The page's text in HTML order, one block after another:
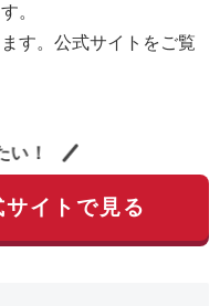
。
す。公式サイトをご覧
い！
イトで見る